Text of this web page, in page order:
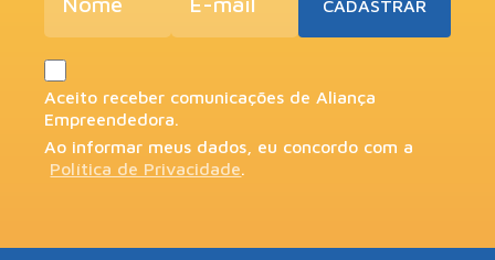
Aceito receber comunicações de Aliança
Empreendedora.
Ao informar meus dados, eu concordo com a
Política de Privacidade.